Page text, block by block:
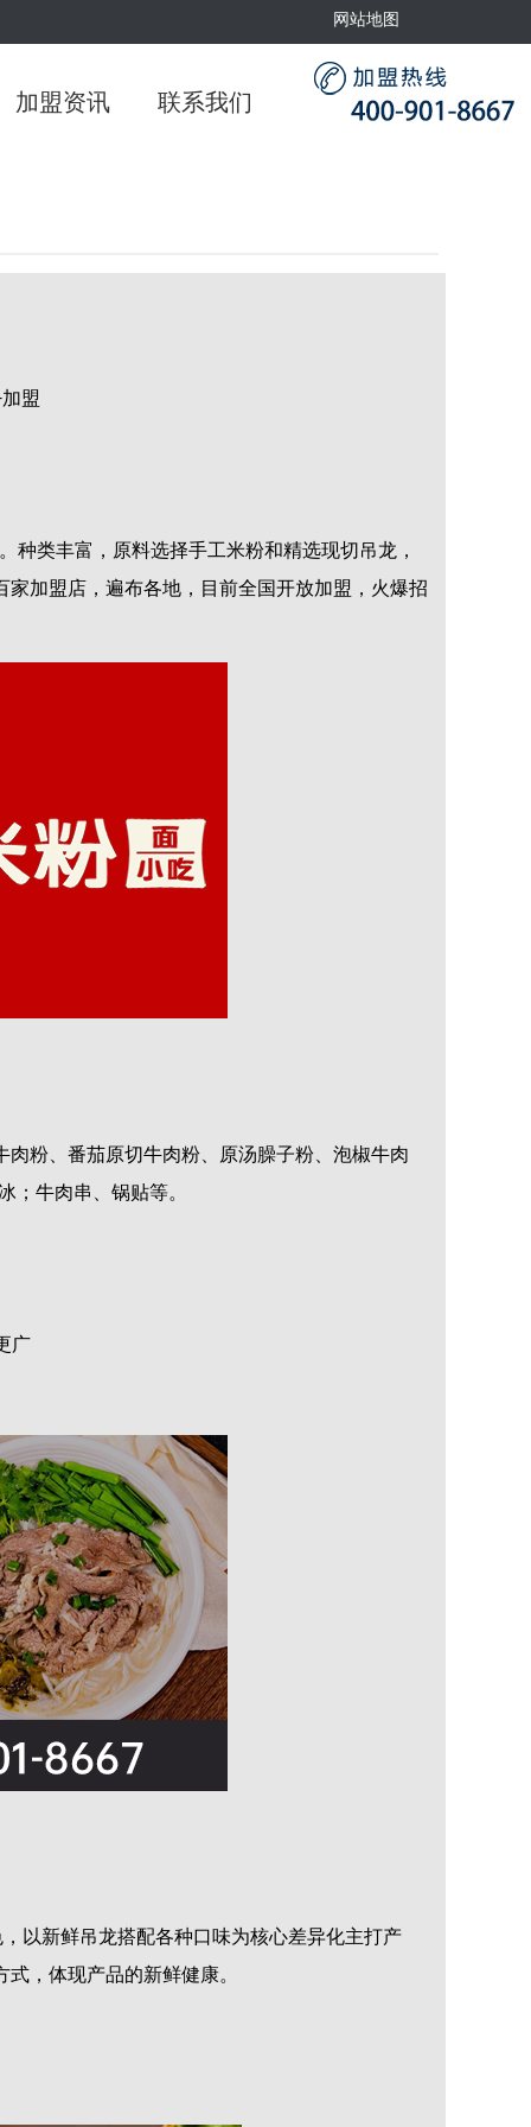
加盟资讯 联系我们
网站地图
盟
类丰富，原料选择手工米粉和精选现切吊龙，
加盟店，遍布各地，目前全国开放加盟，火爆招
粉、番茄原切牛肉粉、原汤臊子粉、泡椒牛肉
；牛肉串、锅贴等。
广
新鲜吊龙搭配各种口味为核心差异化主打产
，体现产品的新鲜健康。